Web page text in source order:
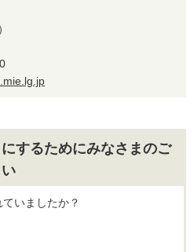
するためにみなさまのご
いましたか？